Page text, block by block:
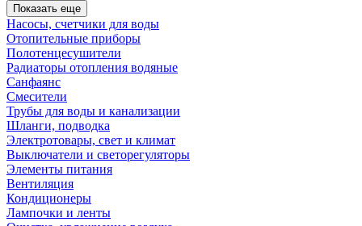
Показать еще
Насосы, счетчики для воды
Отопительные приборы
Полотенцесушители
Радиаторы отопления водяные
Санфаянс
Смесители
Трубы для воды и канализации
Шланги, подводка
Электротовары, свет и климат
Выключатели и светорегуляторы
Элементы питания
Вентиляция
Кондиционеры
Лампочки и ленты